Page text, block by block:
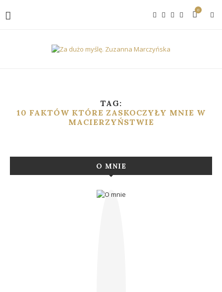
0
TAG:
10 FAKTÓW KTÓRE ZASKOCZYŁY MNIE W
MACIERZYŃSTWIE
O MNIE